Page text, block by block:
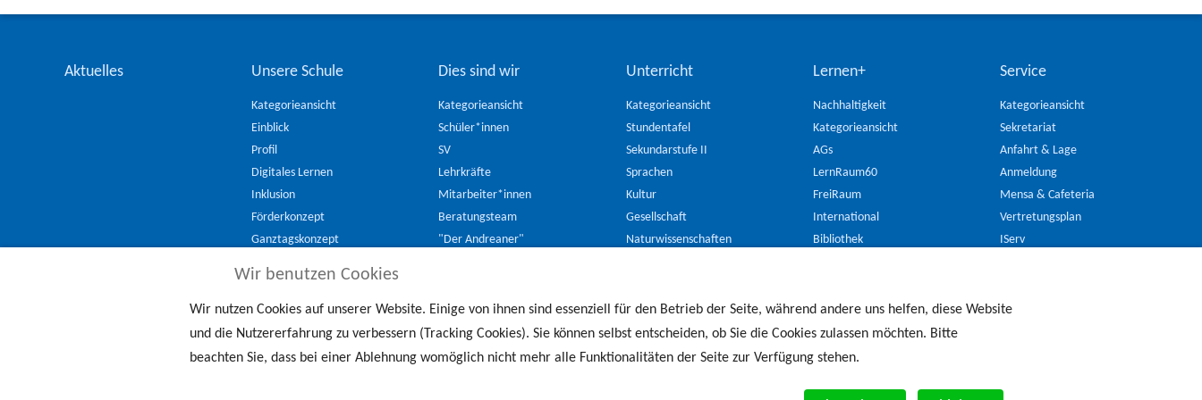
Aktuelles Unsere Schule
Kategorieansicht
Einblick
Profil
Digitales Lernen
Inklusion
Förderkonzept
Ganztagskonzept
Schulordnung
Schutzkonzept
Dies sind wir
Kategorieansicht
Schüler*innen
SV
Lehrkräfte
Mitarbeiter*innen
Beratungsteam
"Der Andreaner"
Freundeskreis
Unterricht
Kategorieansicht
Stundentafel
Sekundarstufe II
Sprachen
Kultur
Gesellschaft
Naturwissenschaften
Lernen+
Nachhaltigkeit
Kategorieansicht
AGs
LernRaum60
FreiRaum
International
Bibliothek
Jugend debattiert
Diakonisches Praktikum
Kooperationen
Service
Kategorieansicht
Sekretariat
Anfahrt & Lage
Anmeldung
Mensa & Cafeteria
Vertretungsplan
IServ
Newsletter
Wir benutzen Cookies
Wir nutzen Cookies auf unserer Website. Einige von ihnen sind essenziell für den Betrieb der Seite, während andere uns helfen, diese Website
und die Nutzererfahrung zu verbessern (Tracking Cookies). Sie können selbst entscheiden, ob Sie die Cookies zulassen möchten. Bitte
beachten Sie, dass bei einer Ablehnung womöglich nicht mehr alle Funktionalitäten der Seite zur Verfügung stehen.